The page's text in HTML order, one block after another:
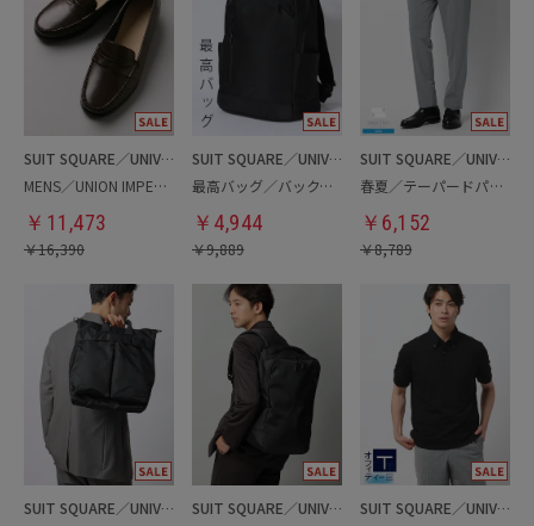
SUIT SQUARE／UNIVERSAL LANGUAGE
MENS／UNION IMPERIAL監修／コインローファー
￥ 11,473
￥16,390
SUIT SQUARE／UNIVERSAL LANGUAGE
最高バッグ／バックパック
￥ 4,944
￥9,889
SUIT SQUARE／UNIVERSAL LANGUAGE
春夏／テーパードパンツ
￥ 6,152
￥8,789
SUIT SQUARE／UNIVERSAL LANGUAGE
SUIT SQUARE／UNIVERSAL LANGUAGE
SUIT SQUARE／UNIVERSAL LANGUAGE